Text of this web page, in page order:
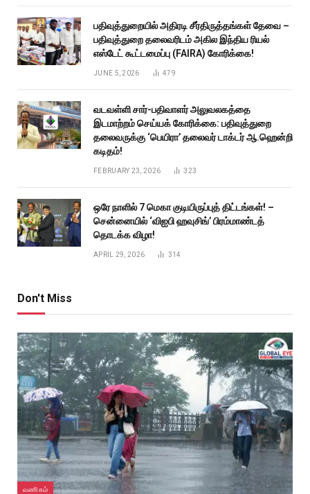
பதிவுத்துறையில் அதிரடி சீர்திருத்தங்கள் தேவை –
பதிவுத்துறை தலைவரிடம் அகில இந்திய ரியல்
எஸ்டேட் கூட்டமைப்பு (FAIRA) கோரிக்கை!
JUNE 5, 2026 479
வடவள்ளி சார்-பதிவாளர் அலுவலகத்தை
இடமாற்றம் செய்யக் கோரிக்கை: பதிவுத்துறை
தலைவருக்கு ‘பெயிரா’ தலைவர் டாக்டர் ஆ.ஹென்றி
கடிதம்!
FEBRUARY 23, 2026 323
ஒரே நாளில் 7 மெகா குடியிருப்புத் திட்டங்கள்! –
சென்னையில் ‘விஐபி ஹவுசிங்’ பிரம்மாண்டத்
தொடக்க விழா!
APRIL 29, 2026 314
Don't Miss
வணிகம்